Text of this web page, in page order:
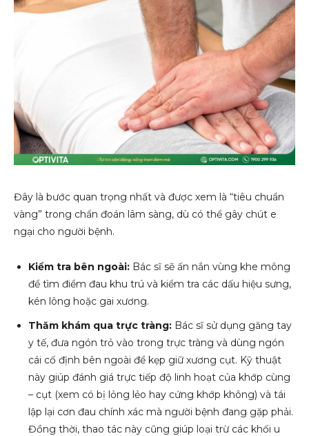
Đây là bước quan trọng nhất và được xem là “tiêu chuẩn
vàng” trong chẩn đoán lâm sàng, dù có thể gây chút e
ngại cho người bệnh.
Kiểm tra bên ngoài: Bác sĩ sẽ ấn nắn vùng khe mông
để tìm điểm đau khu trú và kiểm tra các dấu hiệu sưng,
kén lông hoặc gai xương.
Thăm khám qua trực tràng: Bác sĩ sử dụng găng tay
y tế, đưa ngón trỏ vào trong trực tràng và dùng ngón
cái cố định bên ngoài để kẹp giữ xương cụt. Kỹ thuật
này giúp đánh giá trực tiếp độ linh hoạt của khớp cùng
– cụt (xem có bị lỏng lẻo hay cứng khớp không) và tái
lập lại cơn đau chính xác mà người bệnh đang gặp phải.
Đồng thời, thao tác này cũng giúp loại trừ các khối u